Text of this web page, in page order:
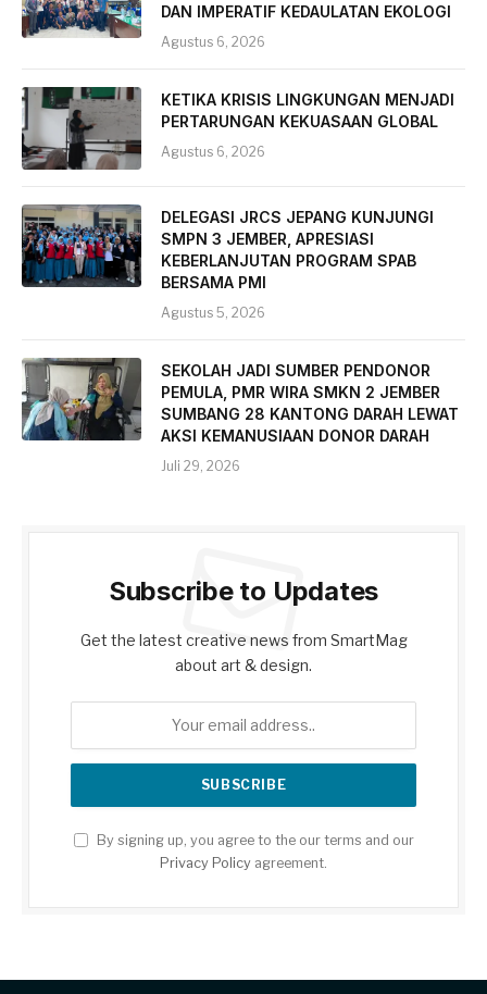
DAN IMPERATIF KEDAULATAN EKOLOGI
Agustus 6, 2026
KETIKA KRISIS LINGKUNGAN MENJADI
PERTARUNGAN KEKUASAAN GLOBAL
Agustus 6, 2026
DELEGASI JRCS JEPANG KUNJUNGI
SMPN 3 JEMBER, APRESIASI
KEBERLANJUTAN PROGRAM SPAB
BERSAMA PMI
Agustus 5, 2026
SEKOLAH JADI SUMBER PENDONOR
PEMULA, PMR WIRA SMKN 2 JEMBER
SUMBANG 28 KANTONG DARAH LEWAT
AKSI KEMANUSIAAN DONOR DARAH
Juli 29, 2026
Subscribe to Updates
Get the latest creative news from SmartMag
about art & design.
By signing up, you agree to the our terms and our
Privacy Policy agreement.